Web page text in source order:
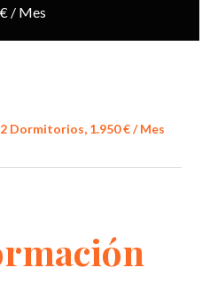
/ Mes
Dormitorios, 1.950 € / Mes